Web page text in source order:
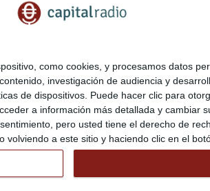
como cookies, y procesamos datos
investigación de audiencia y
de dispositivos. Puede hacer clic para
a información más detallada y cambiar
pero usted tiene el derecho de
a este sitio y haciendo clic en el